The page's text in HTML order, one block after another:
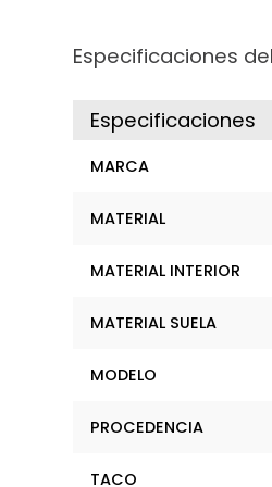
Especificaciones
Especificaciones
MARCA
MATERIAL
MATERIAL INTERIOR
MATERIAL SUELA
MODELO
PROCEDENCIA
TACO